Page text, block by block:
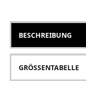
BESCHREIBUNG
GRÖSSENTABELLE